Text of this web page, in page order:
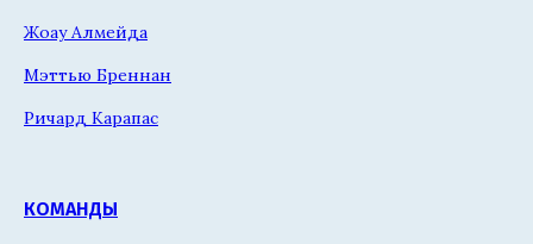
Жоау Алмейда
Мэттью Бреннан
Ричард Карапас
КОМАНДЫ